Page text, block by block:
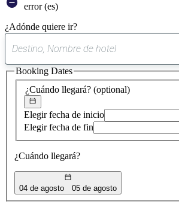
error (es)
¿Adónde quiere ir?
sugerencia
encontrada
¿Cuándo llegará? (optional)
Elegir fecha de inicio
Elegir fecha de fin
¿Cuándo llegará?
04 de agosto 05 de agosto
Booking Dates